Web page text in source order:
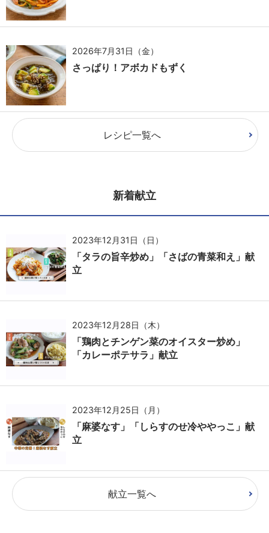
2026年7月31日（金）
さっぱり！アボカドもずく
レシピ一覧へ
新着献立
2023年12月31日（日）
「タラの旨辛炒め」「さばの青菜和え」献
立
2023年12月28日（木）
「鶏肉とチンゲン菜のオイスター炒め」
「カレーポテサラ」献立
2023年12月25日（月）
「麻婆なす」「しらすのせ冷ややっこ」献
立
献立一覧へ